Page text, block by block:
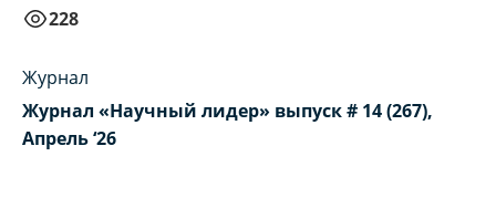
228
Журнал
Журнал «Научный лидер» выпуск # 14 (267),
Апрель ‘26